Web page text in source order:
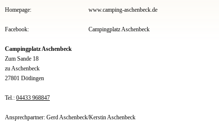
Homepage: www.camping-aschenbeck.de
Facebook: Campingplatz Aschenbeck
Campingplatz Aschenbeck
Zum Sande 18
zu Aschenbeck
27801 Dötlingen
Tel.: 04433 968847
Ansprechpartner: Gerd Aschenbeck/Kerstin Aschenbeck